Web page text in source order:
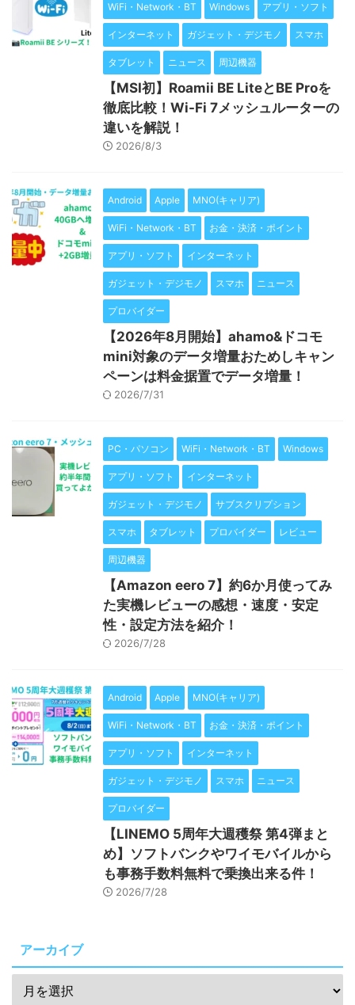
WiFi・Network・BT Windows アプリ・ソフト
インターネット ガジェット・デジモノ スマホ
タブレット ニュース 周辺機器
【MSI初】Roamii BE LiteとBE Proを
徹底比較！Wi-Fi 7メッシュルーターの
違いを解説！
2026/8/3
Android Apple MNO(キャリア)
WiFi・Network・BT お金・決済・ポイント
アプリ・ソフト インターネット
ガジェット・デジモノ スマホ ニュース
プロバイダー
【2026年8月開始】ahamo&ドコモ
mini対象のデータ増量おためしキャン
ペーンは料金据置でデータ増量！
2026/7/31
PC・パソコン WiFi・Network・BT Windows
アプリ・ソフト インターネット
ガジェット・デジモノ サブスクリプション
スマホ タブレット プロバイダー レビュー
周辺機器
【Amazon eero 7】約6か月使ってみ
た実機レビューの感想・速度・安定
性・設定方法を紹介！
2026/7/28
Android Apple MNO(キャリア)
WiFi・Network・BT お金・決済・ポイント
アプリ・ソフト インターネット
ガジェット・デジモノ スマホ ニュース
プロバイダー
【LINEMO 5周年大週穫祭 第4弾まと
め】ソフトバンクやワイモバイルから
も事務手数料無料で乗換出来る件！
2026/7/28
アーカイブ